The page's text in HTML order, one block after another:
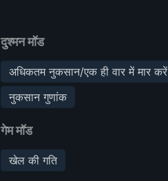
दुश्मन मॉड
अधिकतम नुकसान/एक ही वार में मार करें
नुकसान गुणांक
गेम मॉड
खेल की गति